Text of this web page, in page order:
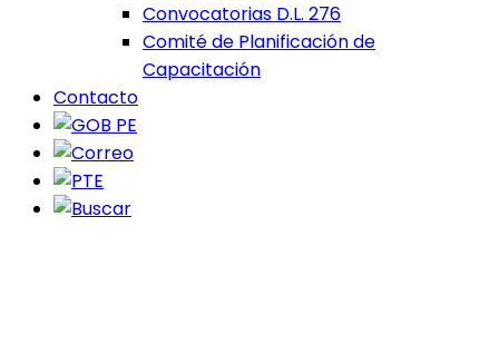
Convocatorias D.L. 276
Comité de Planificación de
Capacitación
Contacto